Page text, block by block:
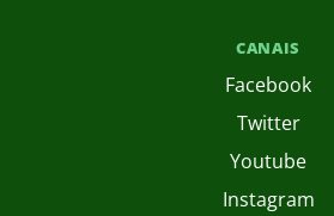
CANAIS
Facebook
Twitter
Youtube
Instagram